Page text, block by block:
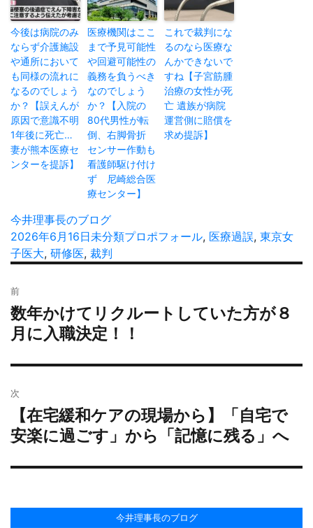
今後は病院のみ
ならず介護施設
や通所において
も同様の流れに
なるのでしょう
か？【誤えんが
原因で意識不明
1年後に死亡…
妻が熊本医療セ
ンターを提訴】
医療機関はここ
まで予見可能性
や回避可能性の
義務を負うべき
なのでしょう
か？【入院の
80代男性が転
倒、右脚骨折
センサー作動も
看護師駆け付け
ず 尼崎総合医
療センター】
これで裁判にな
るのなら医療な
んかできないで
すね【子宮筋腫
治療の女性が死
亡 遺族が病院
運営側に賠償を
求め提訴】
投
稿
者
今井理事長のブログ
投
稿
2026年6月16日カ
テ
ー
未分類タ
プロポフォール, 医療過誤, 東京女
子医大, 研修医, 裁判
稿
ナ
ビ
シ
ョ
ン
前
過
去
の
投
数年かけてリクルートしていた方が８
月に入職決定！！
次
の
投
稿:
【在宅緩和ケアの現場から】「自宅で
安楽に過ごす」から「記憶に残る」へ
今井理事長のブログ